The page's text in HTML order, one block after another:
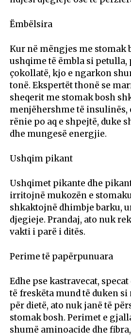
Ëmbëlsira
Kur në mëngjes me stomak
ushqime të ëmbla si petulla,
çokollatë, kjo e ngarkon
tonë. Ekspertët thonë se
sheqerit me stomak bosh
menjëhershme të insulinës,
rënie po aq e shpejtë, duke
dhe mungesë energjie.
Ushqim pikant
Ushqimet pikante dhe
irritojnë mukozën e
shkaktojnë dhimbje barku,
djegieje. Prandaj, ato nuk
vakti i parë i ditës.
Perime të papërpunuara
Edhe pse kastravecat,
të freskëta mund të duken
për dietë, ato nuk janë të
stomak bosh. Perimet e
shumë aminoacide dhe